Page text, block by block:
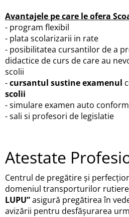
Avantajele pe care le ofera
- program flexibil
- plata scolarizarii in rate
- posibilitatea cursantilor de a
didactice de curs de care au
scolii
-cursantul sustine examenul
scolii
- simulare examen auto
- sali si profesori de legislatie
Atestate
Centrul de pregătire şi
domeniul transporturilor
LUPU”asigură pregătirea în
avizării pentru desfăşurarea